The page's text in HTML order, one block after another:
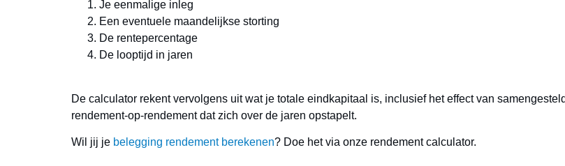
Je eenmalige inleg
Een eventuele maandelijkse storting
De rentepercentage
De looptijd in jaren
De calculator rekent vervolgens uit wat je totale eindkapitaal is, inclusief het effect van
rendement-op-rendement dat zich over de jaren opstapelt.
Wil jij je belegging rendement berekenen? Doe het via onze rendement calculator.